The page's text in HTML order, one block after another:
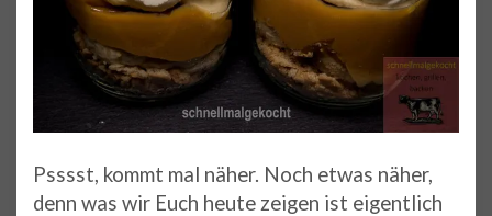
Psssst, kommt mal näher. Noch etwas näher,
denn was wir Euch heute zeigen ist eigentlich